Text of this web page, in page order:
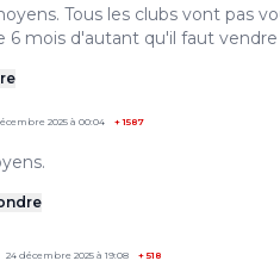
Tous les clubs vont pas
6 mois d'autant qu'il faut vendre
2025 à 00:04 +1587
24 décembre 2025 à 19:08 + 518